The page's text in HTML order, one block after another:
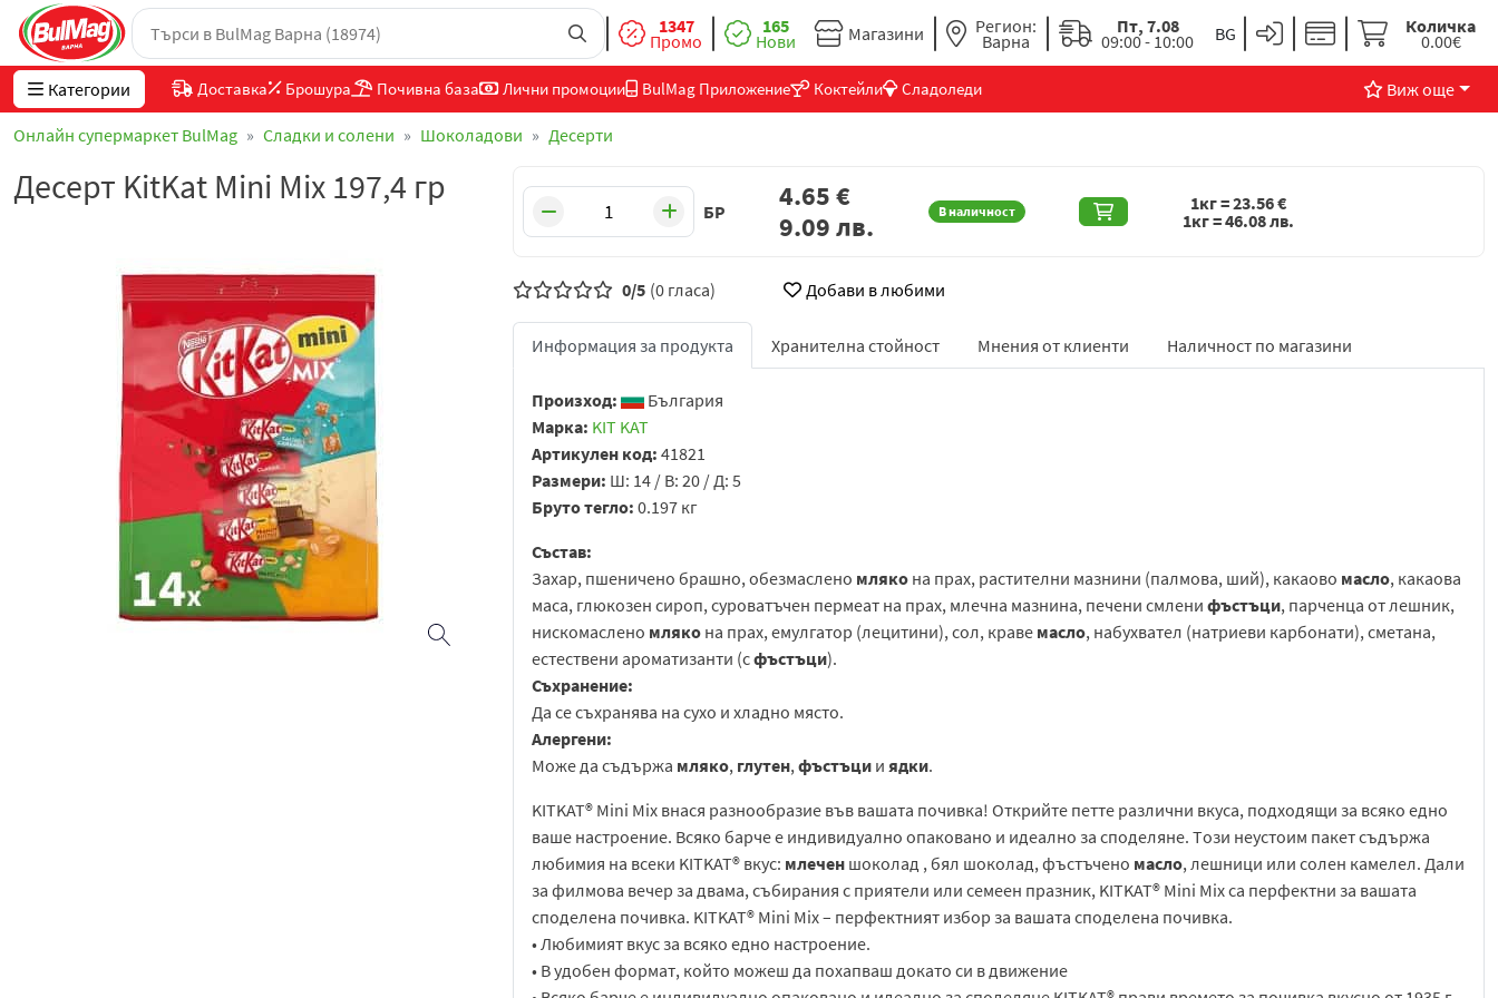
1347
Промо
165
Нови Магазини Регион:
Варна
Пт, 7.08
09:00 - 10:00
Количка
0.00€
Категории Доставка Брошура Почивна база Лични промоции BulMag Приложение Коктейли Сладоледи Виж още
Онлайн супермаркет BulMag Сладки и солени Шоколадови Десерти
Десерт KitKat Mini Mix 197,4 гр
БР В наличност
4.65€
9.09лв.
1кг =23.56€
1кг =46.08лв.
0/5 (0 гласа) Добави в любими
Информация за продукта Хранителна стойност Мнения от клиенти Наличност по магазини
Произход:
България
Марка: KIT KAT
Артикулен код: 41821
Размери: Ш: 14 / В: 20 / Д: 5
Бруто тегло: 0.197 кг
Състав:
Захар, пшеничено брашно, обезмаслено мляко на прах, растителни мазнини (палмова, ший), какаово масло, какаова
маса, глюкозен сироп, суроватъчен пермеат на прах, млечна мазнина, печени смлени фъстъци, парченца от лешник,
нискомаслено мляко на прах, емулгатор (лецитини), сол, краве масло, набухвател (натриеви карбонати), сметана,
естествени ароматизанти (сфъстъци).
Съхранение:
Да се съхранява на сухо и хладно място.
Алергени:
Може да съдържа мляко, глутен,фъстъци и ядки.
KITKAT® Mini Mix внася разнообразие във вашата почивка! Открийте петте различни вкуса, подходящи за всяко едно
ваше настроение. Всяко барче е индивидуално опаковано и идеално за споделяне. Тoзи неустоим пакет съдържа
любимия на всеки KITKAT® вкус: млечен шоколад , бял шоколад, фъстъчено масло, лешници или солен камелел. Дали
за филмова вечер за двама, събирания с приятели или семеен празник, KITKAT® Mini Mix са перфектни за вашата
споделена почивка. KITKAT® Mini Mix – перфектният избор за вашата споделена почивка.
• Любимият вкус за всяко едно настроение.
• В удобен формат, който можеш да похапваш докато си в движение